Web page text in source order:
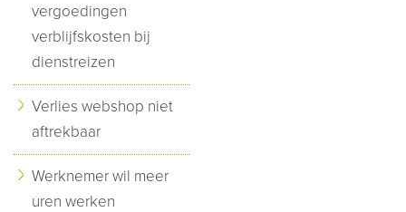
vergoedingen
verblijfskosten bij
dienstreizen
Verlies webshop niet
aftrekbaar
Werknemer wil meer
uren werken